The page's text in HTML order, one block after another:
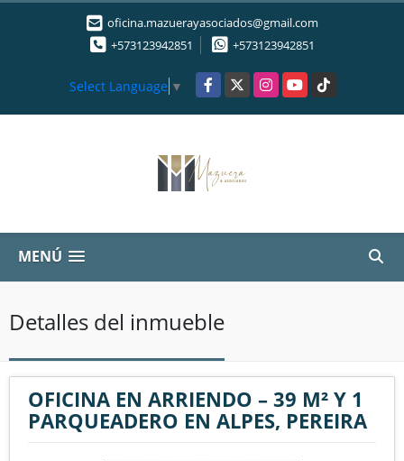
oficina.mazuerayasociados@gmail.com
+573123942851
+573123942851
Select Language ▼ Facebook
X InstagramYouTubeTikTok
MENÚ
Detalles del inmueble
OFICINA EN ARRIENDO – 39 M² Y 1
PARQUEADERO EN ALPES, PEREIRA